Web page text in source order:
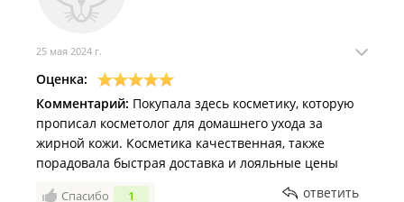
25 мая 2024 г.
Оценка:
Комментарий: Покупала здесь косметику, которую
прописал косметолог для домашнего ухода за
жирной кожи. Косметика качественная, также
порадовала быстрая доставка и лояльные цены
Спасибо 1 ответить